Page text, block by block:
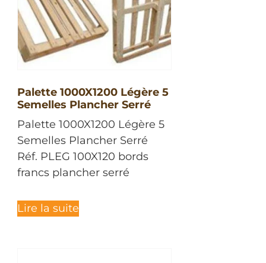
Palette 1000X1200 Légère 5
Semelles Plancher Serré
Palette 1000X1200 Légère 5
Semelles Plancher Serré
Réf. PLEG 100X120 bords
francs plancher serré
Lire la suite